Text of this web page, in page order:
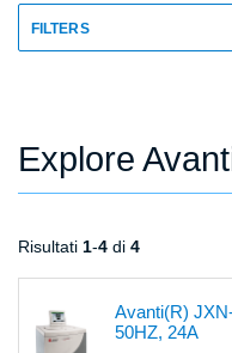
FILTERS
Explore
Risultati 1-4 di 4
Avanti(R)
50HZ, 24A